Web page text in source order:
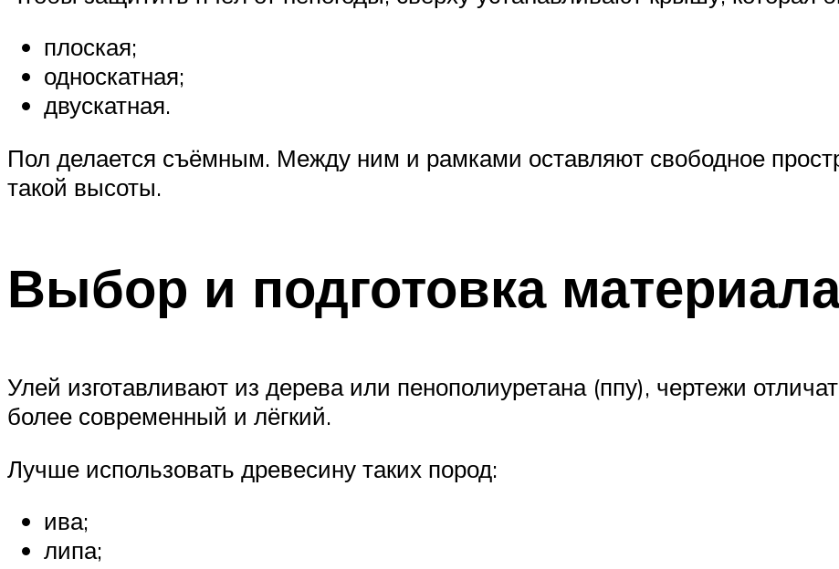
плоская;
односкатная;
двускатная.
Пол делается съёмным. Между ним и рамками оставляют свободное
такой высоты.
Выбор и подготовка
Улей изготавливают из дерева или пенополиуретана (ппу), чертежи
более современный и лёгкий.
Лучше использовать древесину таких пород:
ива;
липа;